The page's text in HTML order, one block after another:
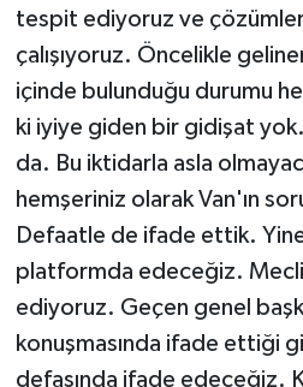
tespit ediyoruz ve
çalışıyoruz. Öncelikle
içinde bulunduğu durumu
ki iyiye giden bir gidişat
da. Bu iktidarla asla
hemşeriniz olarak Van'ın
Defaatle de ifade ettik.
platformda edeceğiz.
ediyoruz. Geçen genel
konuşmasında ifade ettiği
defasında ifade edeceğiz.